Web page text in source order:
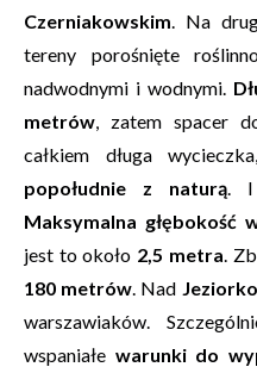
Czerniakowskim . Na
tereny porośnięte
nadwodnymi i wodnymi.
metrów , zatem spacer
całkiem długa
popołudnie z naturą .
Maksymalna głębokość
jest to około 2,5 metra .
180 metrów . Nad
warszawiaków.
wspaniałe warunki do